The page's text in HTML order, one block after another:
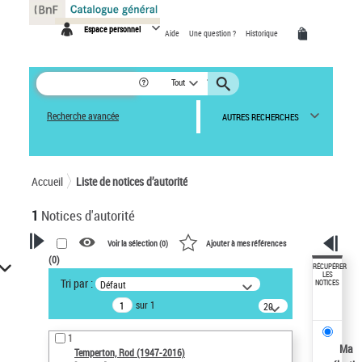
Espace personnel Aide Une question ? Historique
Tout
Recherche avancée AUTRES RECHERCHES
Accueil Liste de notices d’autorité
1 Notices d'autorité
VOTRE RECHERCHE
Recherche avancée dans les
notices d’autorité
Œuvres liées à l'auteur :
Temperton, Rod (1947-2016)
Voir la sélection (0) Ajouter à mes références
(0)
Tri par : Défaut
sur 1
20
résultats/page
1
Temperton, Rod (1947-2016)
RÉCUPÉRER
LES
NOTICES
Ma
Panneau de gestion des cookies